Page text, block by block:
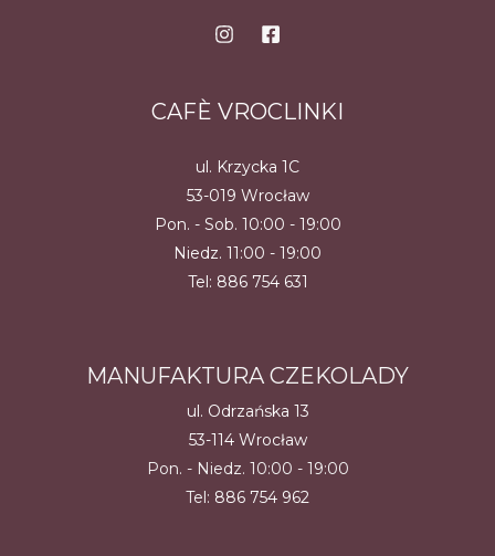
CAFÈ VROCLINKI
ul. Krzycka 1C
53-019 Wrocław
Pon. - Sob. 10:00 - 19:00
Niedz. 11:00 - 19:00
Tel: 886 754 631
MANUFAKTURA CZEKOLADY
ul. Odrzańska 13
53-114 Wrocław
Pon. - Niedz. 10:00 - 19:00
Tel: 886 754 962